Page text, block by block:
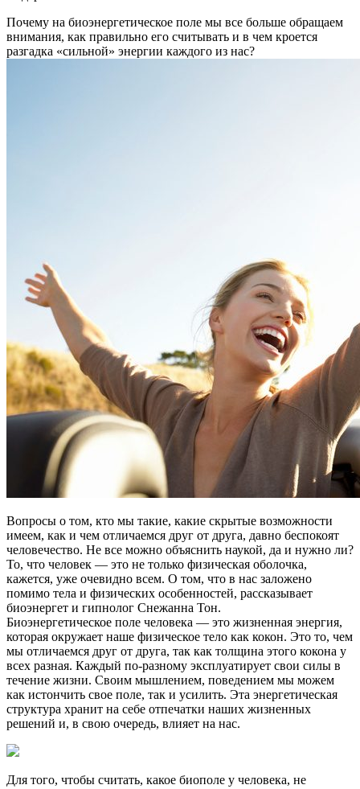
Почему на биоэнергетическое поле мы все больше обращаем
внимания, как правильно его считывать и в чем кроется
разгадка «сильной» энергии каждого из нас?
Вопросы о том, кто мы такие, какие скрытые возможности
имеем, как и чем отличаемся друг от друга, давно беспокоят
человечество. Не все можно объяснить наукой, да и нужно ли?
То, что человек — это не только физическая оболочка,
кажется, уже очевидно всем. О том, что в нас заложено
помимо тела и физических особенностей, рассказывает
биоэнергет и гипнолог Снежанна Тон.
Биоэнергетическое поле человека — это жизненная энергия,
которая окружает наше физическое тело как кокон. Это то, чем
мы отличаемся друг от друга, так как толщина этого кокона у
всех разная. Каждый по-разному эксплуатирует свои силы в
течение жизни. Своим мышлением, поведением мы можем
как истончить свое поле, так и усилить. Эта энергетическая
структура хранит на себе отпечатки наших жизненных
решений и, в свою очередь, влияет на нас.
Для того, чтобы считать, какое биополе у человека, не